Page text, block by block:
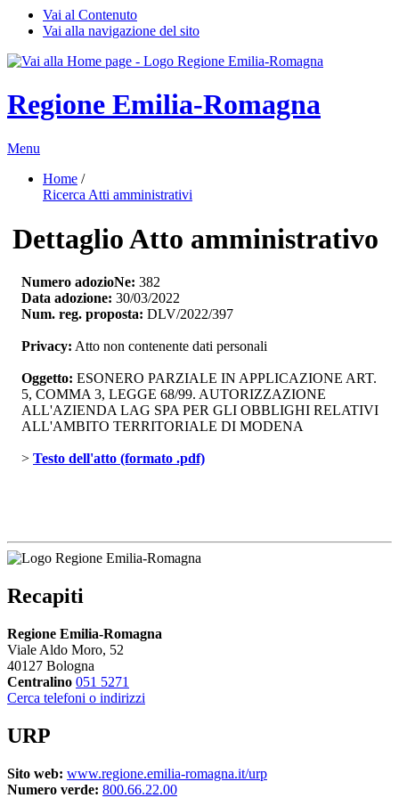
Vai al Contenuto
Vai alla navigazione del sito
Regione Emilia-Romagna
Menu
Home /
Ricerca Atti amministrativi
Dettaglio Atto amministrativo
Numero adozioNe: 382
Data adozione: 30/03/2022
Num. reg. proposta: DLV/2022/397
Privacy: Atto non contenente dati personali
Oggetto: ESONERO PARZIALE IN APPLICAZIONE ART.
5, COMMA 3, LEGGE 68/99. AUTORIZZAZIONE
ALL'AZIENDA LAG SPA PER GLI OBBLIGHI RELATIVI
ALL'AMBITO TERRITORIALE DI MODENA
> Testo dell'atto (formato .pdf)
Recapiti
Regione Emilia-Romagna
Viale Aldo Moro, 52
40127 Bologna
Centralino 051 5271
Cerca telefoni o indirizzi
URP
Sito web: www.regione.emilia-romagna.it/urp
Numero verde: 800.66.22.00